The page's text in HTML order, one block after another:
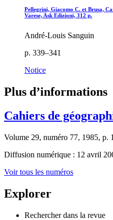
Pellegrini, Giacomo C. et Brusa,
Varese, Ask Edizioni, 312 p.
André-Louis Sanguin
p. 339–341
Notice
Plus d’informations
Cahiers de
Volume 29, numéro 77, 1985, p.
Diffusion numérique : 12 avril
Voir tous les numéros
Explorer
Rechercher dans la revue